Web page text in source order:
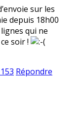
sur les
depuis 18h00
qui ne
soir !
Répondre